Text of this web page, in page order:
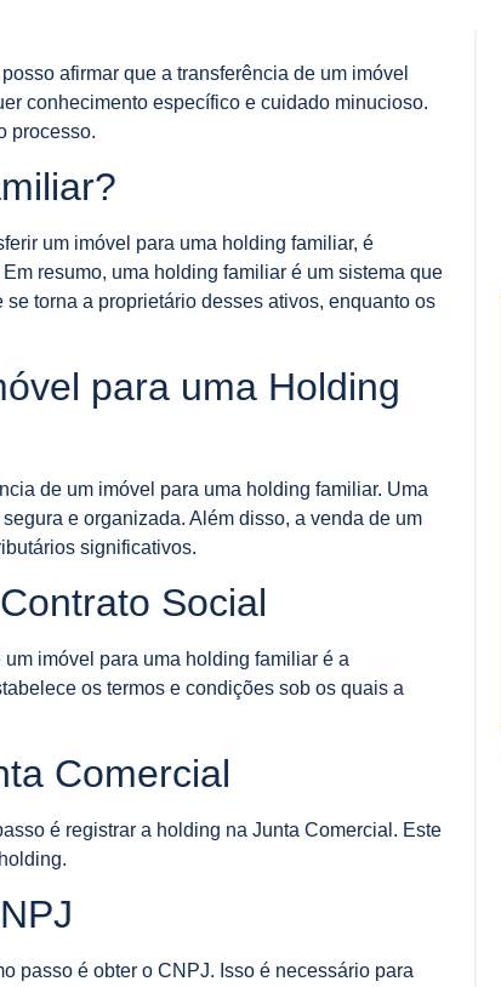
afirmar que a transferência de um imóvel
conhecimento específico e cuidado minucioso.
processo.
um imóvel para uma holding familiar, é
resumo, uma holding familiar é um sistema que
torna a proprietário desses ativos, enquanto os
para uma Holding
de um imóvel para uma holding familiar. Uma
e organizada. Além disso, a venda de um
significativos.
Social
imóvel para uma holding familiar é a
os termos e condições sob os quais a
Comercial
é registrar a holding na Junta Comercial. Este
passo é obter o CNPJ. Isso é necessário para